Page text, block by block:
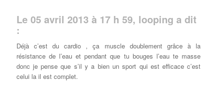
Le 05 avril 2013 à 17 h 59, looping a dit
:
Déjà c’est du cardio , ça muscle doublement grâce à la
résistance de l’eau et pendant que tu bouges l’eau te masse
donc je pense que s’il y a bien un sport qui est efficace c’est
celui la il est complet.